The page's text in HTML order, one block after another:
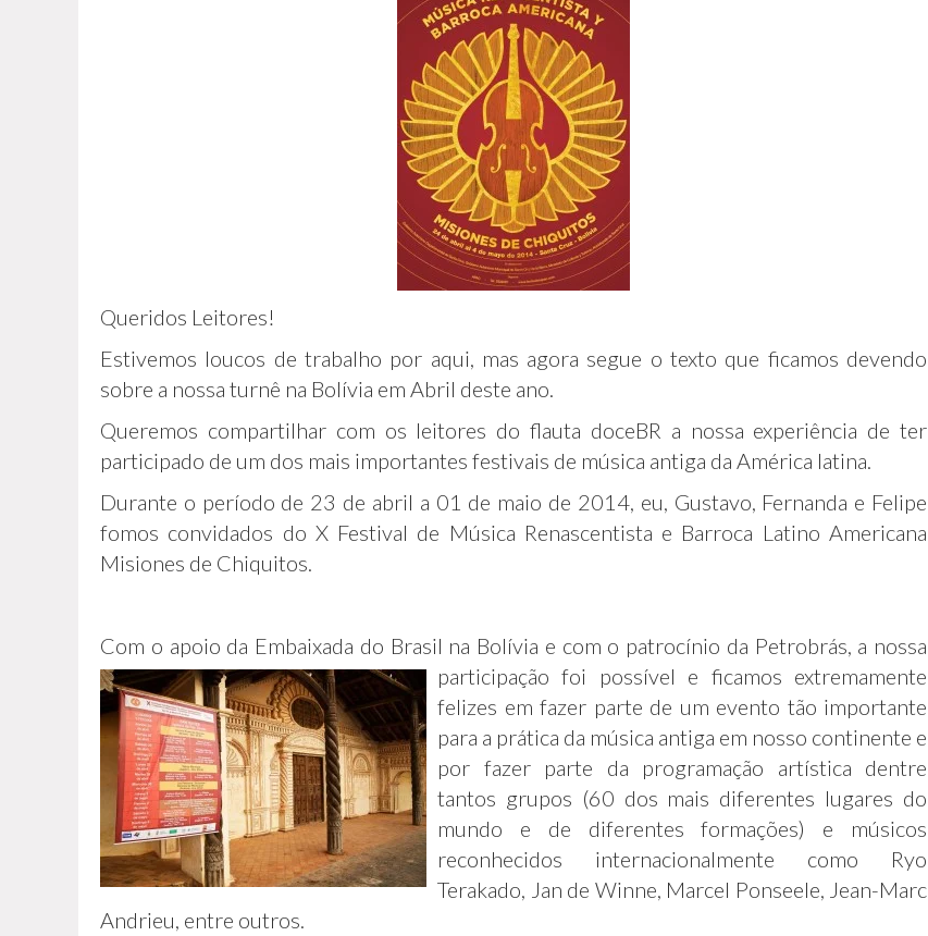
Queridos Leitores!
Estivemos loucos de trabalho por aqui, mas agora segue o texto que ficamos devendo
sobre a nossa turnê na Bolívia em Abril deste ano.
Queremos compartilhar com os leitores do flauta doceBR a nossa experiência de ter
participado de um dos mais importantes festivais de música antiga da América latina.
Durante o período de 23 de abril a 01 de maio de 2014, eu, Gustavo, Fernanda e Felipe
fomos convidados do X Festival de Música Renascentista e Barroca Latino Americana
Misiones de Chiquitos.
Com o apoio da Embaixada do Brasil na Bolívia e com o patrocínio da Petrobrás, a nossa
participação foi possível e ficamos extremamente
felizes em fazer parte de um evento tão importante
para a prática da música antiga em nosso continente e
por fazer parte da programação artística dentre
tantos grupos (60 dos mais diferentes lugares do
mundo e de diferentes formações) e músicos
reconhecidos internacionalmente como Ryo
Terakado, Jan de Winne, Marcel Ponseele, Jean-Marc
Andrieu, entre outros.